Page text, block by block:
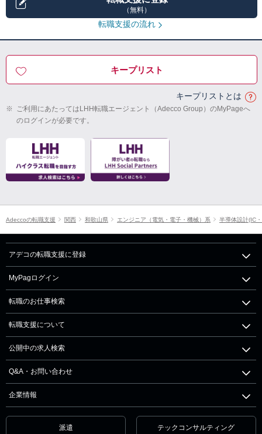
（無料）
転職支援の流れ
キープリスト
キープリストとは
※ ご利用にあたってはLHH転職エージェント（Adecco Group）のMyPageへ
のログインが必要です。
Adeccoの転職支援 関西 和歌山県 エンジニア（電気・電子・機械）系 半導体設計(IC
アデコの転職支援に登録
MyPagログイン
転職のお仕事検索
転職支援について
公開中の求人検索
Q&A・お問い合わせ
企業情報
派遣 テックコンサルティング